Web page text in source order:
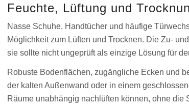
Feuchte, Lüftung und
Nasse Schuhe, Handtücher und häufige
Möglichkeit zum Lüften und Trocknen. Die Zu-
sie sollte nicht ungeprüft als einzige Lösung für
Robuste Bodenflächen, zugängliche Ecken und
der kalten Außenwand oder in einem
Räume unabhängig nachlüften können, ohne die